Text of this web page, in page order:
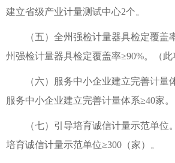
建立省级产业计量测试中心2个。
（五）全州强检计量器具检定覆盖
州强检计量器具检定覆盖率≥90%。（此
（六）服务中小企业建立完善计量
服务中小企业建立完善计量体系≥40家。
（七）引导培育诚信计量示范单位
培育诚信计量示范单位≥300（家）。